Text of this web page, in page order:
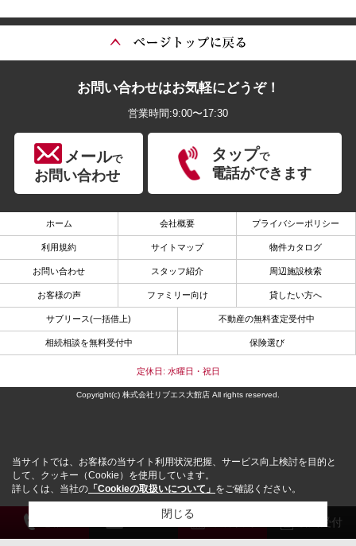
解約受付
お問い合わせはお気軽にどうぞ！
営業時間:9:00〜17:30
メールで
お問い合わせ
タップで
電話ができます
ホーム 会社概要 プライバシーポリシー
利用規約 サイトマップ 物件カタログ
お問い合わせ スタッフ紹介 周辺施設検索
お客様の声 ファミリー向け 貸したい方へ
サブリース(一括借上) 不動産の無料査定受付中
相続相談を無料受付中 保険選び
定休日: 水曜日・祝日
Copyright(c) 株式会社リブエス大館店 All rights reserved.
当サイトでは、お客様の当サイト利用状況把握、サービス向上検討を目的と
して、クッキー（Cookie）を使用しています。
詳しくは、当社の 「Cookieの取扱いについて」 をご確認ください。
閉じる